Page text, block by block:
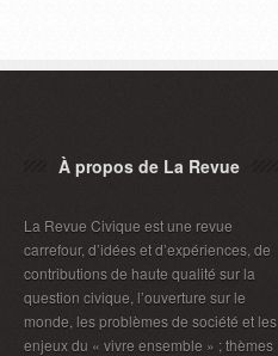
À propos de La Revue
La Revue Civique est une revue
carrefour, d’idées et d’expériences, de
contributions de haute qualité sur la
question civique, l’ouverture sur le
monde, les problèmes de société et les
enjeux du « vivre ensemble » ; thèmes